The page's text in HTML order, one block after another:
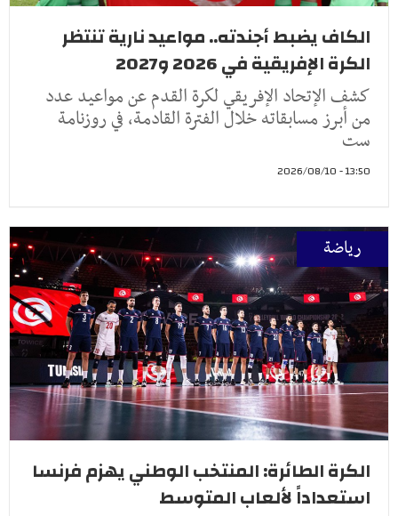
الكاف يضبط أجندته.. مواعيد نارية تنتظر
الكرة الإفريقية في 2026 و2027
كشف الإتحاد الإفريقي لكرة القدم عن مواعيد عدد
من أبرز مسابقاته خلال الفترة القادمة، في روزنامة
ست
13:50 - 2026/08/10
رياضة
الكرة الطائرة: المنتخب الوطني يهزم فرنسا
استعداداً لألعاب المتوسط